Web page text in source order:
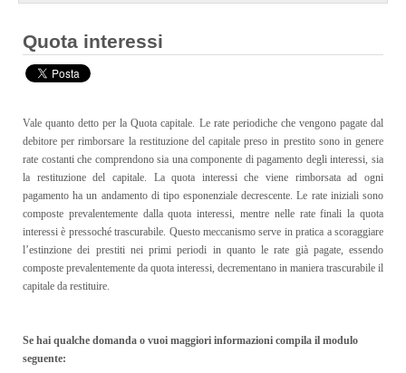
Quota interessi
Vale quanto detto per la Quota capitale. Le rate periodiche che vengono pagate dal
debitore per rimborsare la restituzione del capitale preso in prestito sono in genere
rate costanti che comprendono sia una componente di pagamento degli interessi, sia
la restituzione del capitale. La quota interessi che viene rimborsata ad ogni
pagamento ha un andamento di tipo esponenziale decrescente. Le rate iniziali sono
composte prevalentemente dalla quota interessi, mentre nelle rate finali la quota
interessi è pressoché trascurabile. Questo meccanismo serve in pratica a scoraggiare
l’estinzione dei prestiti nei primi periodi in quanto le rate già pagate, essendo
composte prevalentemente da quota interessi, decrementano in maniera trascurabile il
capitale da restituire.
Se hai qualche domanda o vuoi maggiori informazioni compila il modulo
seguente: